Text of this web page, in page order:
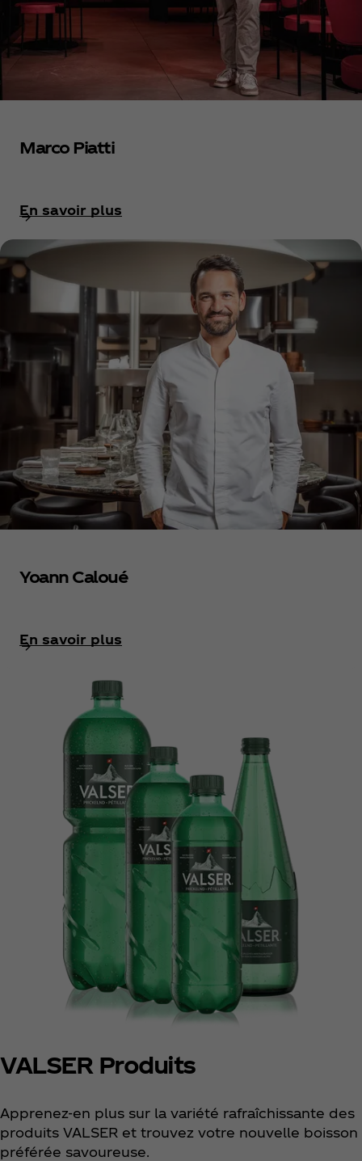
Marco Piatti
En savoir plus
Yoann Caloué
En savoir plus
VALSER Produits
Apprenez-en plus sur la variété rafraîchissante des
produits VALSER et trouvez votre nouvelle boisson
préférée savoureuse.